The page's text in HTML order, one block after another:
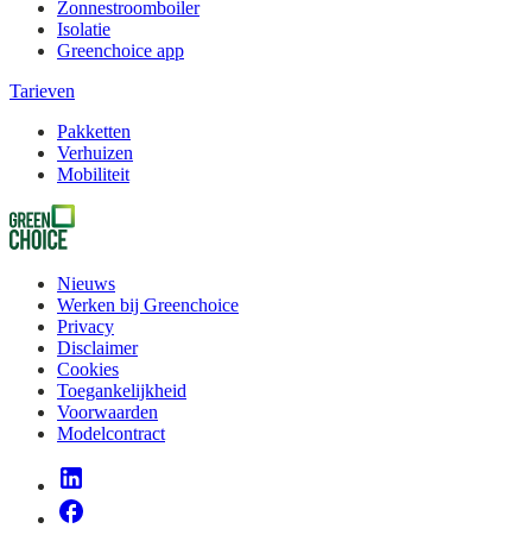
Zonnestroomboiler
Isolatie
Greenchoice app
Tarieven
Pakketten
Verhuizen
Mobiliteit
Nieuws
Werken bij Greenchoice
Privacy
Disclaimer
Cookies
Toegankelijkheid
Voorwaarden
Modelcontract